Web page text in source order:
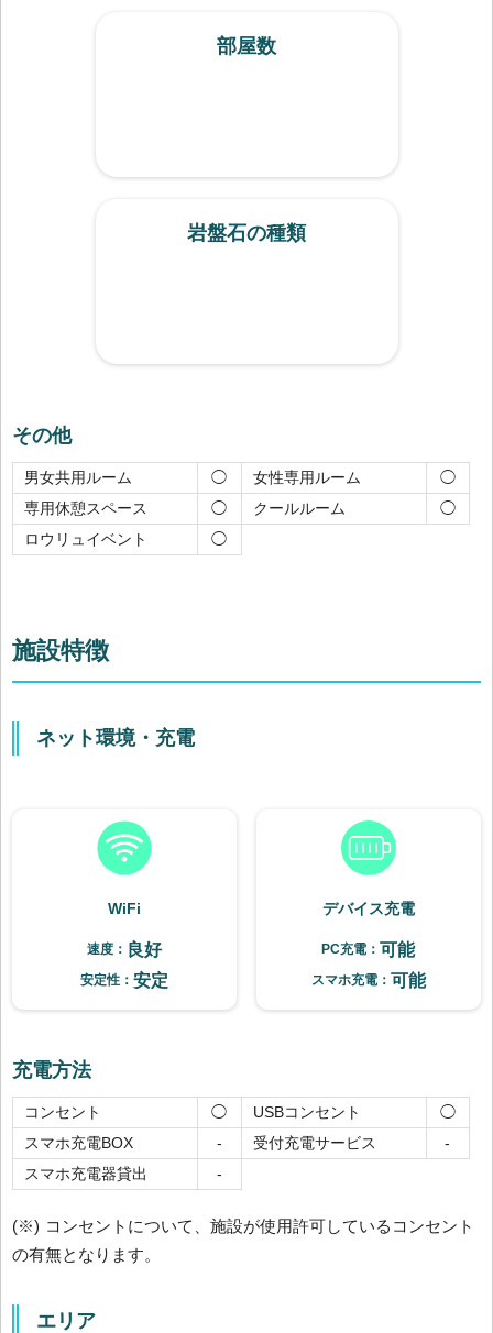
部屋数
岩盤石の種類
その他
男女共用ルーム ◯ 女性専用ルーム
◯
専用休憩スペース
◯ クールルーム
◯
ロウリュイベント
◯
施設特徴
ネット環境・充電
WiFi
速度： 良好
安定性：安定
デバイス充電
PC充電： 可能
スマホ充電： 可能
充電方法
コンセント ◯ USBコンセント
◯
スマホ充電BOX
- 受付充電サービス
-
スマホ充電器貸出
-
(※) コンセントについて、施設が使用許可しているコンセント
の有無となります。
エリア